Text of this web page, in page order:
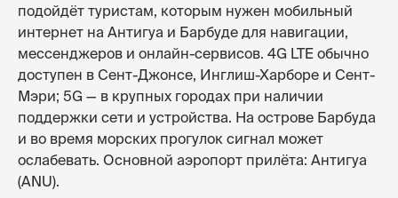
подойдёт туристам, которым нужен мобильный
интернет на Антигуа и Барбуде для навигации,
мессенджеров и онлайн-сервисов. 4G LTE обычно
доступен в Сент-Джонсе, Инглиш-Харборе и Сент-
Мэри; 5G — в крупных городах при наличии
поддержки сети и устройства. На острове Барбуда
и во время морских прогулок сигнал может
ослабевать. Основной аэропорт прилёта: Антигуа
(ANU).